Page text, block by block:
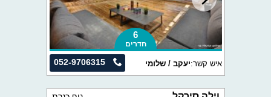
6
חדרים
052-9706315 איש קשר:יעקב / שלומי